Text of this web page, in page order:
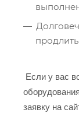
Если у вас
заявку на